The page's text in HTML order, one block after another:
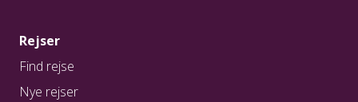
Rejser
Find rejse
Nye rejser